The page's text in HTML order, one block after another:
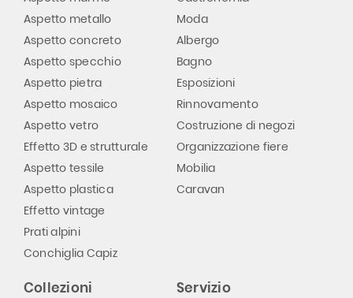
Aspetto metallo
Aspetto concreto
Aspetto specchio
Aspetto pietra
Aspetto mosaico
Aspetto vetro
Effetto 3D e strutturale
Aspetto tessile
Aspetto plastica
Effetto vintage
Prati alpini
Conchiglia Capiz
Moda
Albergo
Bagno
Esposizioni
Rinnovamento
Costruzione di negozi
Organizzazione fiere
Mobilia
Caravan
Collezioni Servizio